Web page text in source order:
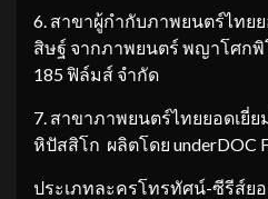
6. สาขาผู้กำกับภาพยนตร์ไทย
สิษฐ์ จากภาพยนตร์ พญาโศก
185 ฟิล์มส์ จำกัด
7. สาขาภาพยนตร์ไทยยอดเยี่ย
หิปัสสิโก ผลิตโดย underDOC
ประเภทละครโทรทัศน์-ซีรีส์ยอ